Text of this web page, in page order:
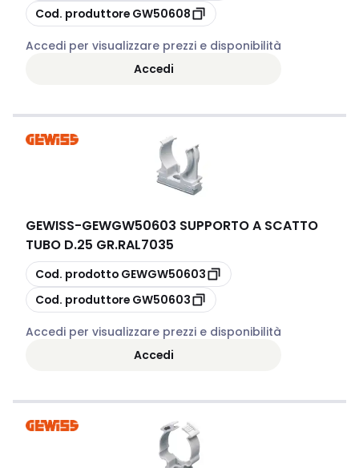
copia
Cod. produttore GW50608
Accedi per visualizzare prezzi e disponibilità
Accedi
GEWISS-GEWGW50603 SUPPORTO A SCATTO
TUBO D.25 GR.RAL7035
copia
Cod. prodotto GEWGW50603
copia
Cod. produttore GW50603
Accedi per visualizzare prezzi e disponibilità
Accedi